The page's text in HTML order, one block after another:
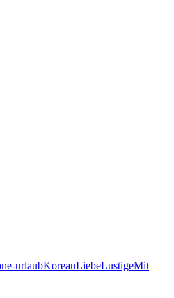
urlaubKoreanLiebeLustigeMit